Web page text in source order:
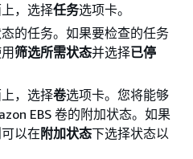
，选择任务选项卡。
的任务。如果要检查的任务
筛选所需状态并选择已停
，选择卷选项卡。您将能够
EBS 卷的附加状态。如果
以在附加状态下选择状态以